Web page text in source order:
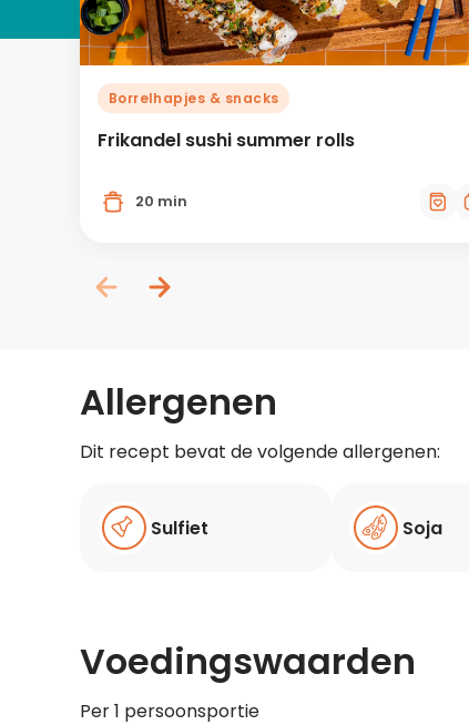
Borrelhapjes & snacks
Frikandel sushi summer rolls
20 min
Allergenen
Dit recept bevat de volgende allergenen:
Sulfiet Soja
Voedingswaarden
Per 1 persoonsportie